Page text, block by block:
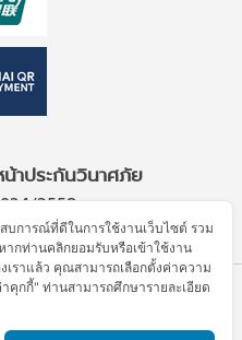
าประกันวินาศภัย
2559
All Rights Reserved.
บการณ์ที่ดีในการใช้งานเว็บไซต์ รวม
ากท่านคลิกยอมรับหรือเข้าใช้งาน
เราแล้ว คุณสามารถเลือกตั้งค่าความ
คุกกี้" ท่านสามารถศึกษารายละเอียด